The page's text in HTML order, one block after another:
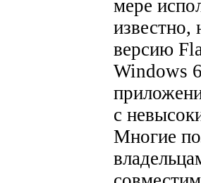
мере
известно,
версию
Windows
с
Многие